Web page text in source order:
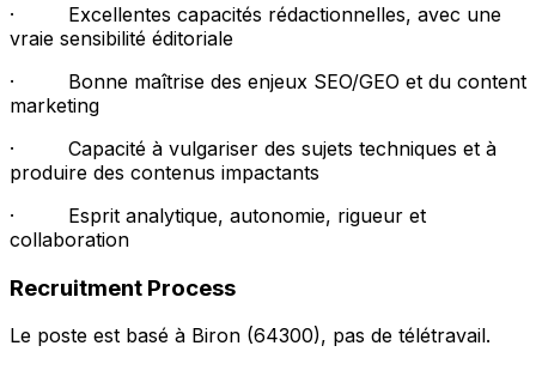
· Excellentes capacités rédactionnelles, avec une
vraie sensibilité éditoriale
· Bonne maîtrise des enjeux SEO/GEO et du content
marketing
· Capacité à vulgariser des sujets techniques et à
produire des contenus impactants
· Esprit analytique, autonomie, rigueur et
collaboration
Recruitment Process
Le poste est basé à Biron (64300), pas de télétravail.